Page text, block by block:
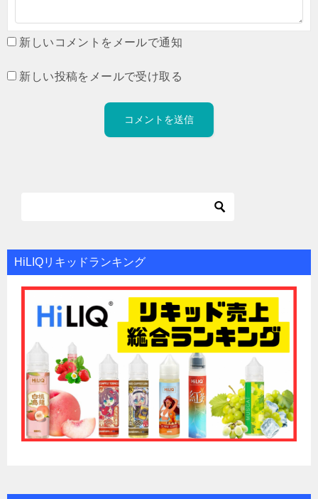
新しいコメントをメールで通知
新しい投稿をメールで受け取る
HiLIQリキッドランキング